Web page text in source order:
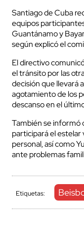
Santiago de Cuba
equipos
Guantánamo y
según explicó el
El directivo
el tránsito por las
decisión que llevará
agotamiento de los
descanso en el
También se informó
participará el
personal, así­ como
ante problemas
Etiquetas: